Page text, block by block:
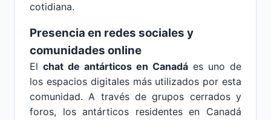
cotidiana.
Presencia en redes sociales y
comunidades online
El chat de antárticos en Canadá es uno de
los espacios digitales más utilizados por esta
comunidad. A través de grupos cerrados y
foros, los antárticos residentes en Canadá